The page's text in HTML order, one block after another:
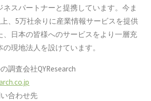
ネスパートナーと提携しています。今ま
、5万社余りに産業情報サービスを提供
、日本の皆様へのサービスをより一層充
現地法人を設けています。
調査会社QYResearch
合わせ先